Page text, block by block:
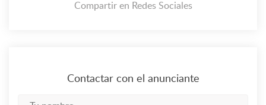
Compartir en Redes Sociales
Contactar con el anunciante